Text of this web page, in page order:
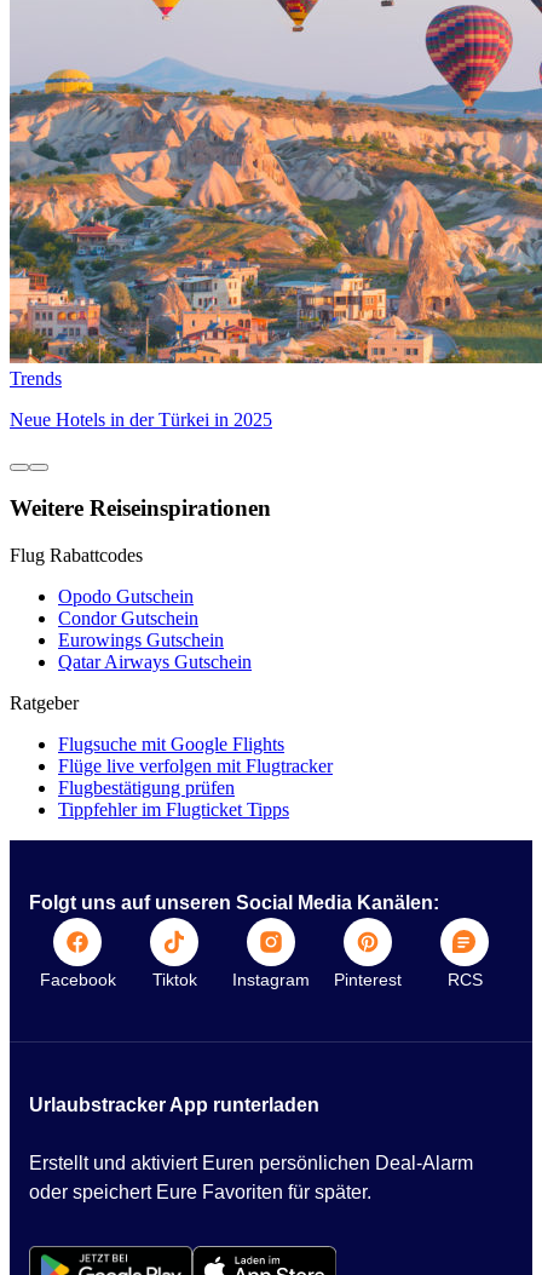
Trends
Neue Hotels in der Türkei in 2025
Weitere Reiseinspirationen
Flug Rabattcodes
Opodo Gutschein
Condor Gutschein
Eurowings Gutschein
Qatar Airways Gutschein
Ratgeber
Flugsuche mit Google Flights
Flüge live verfolgen mit Flugtracker
Flugbestätigung prüfen
Tippfehler im Flugticket Tipps